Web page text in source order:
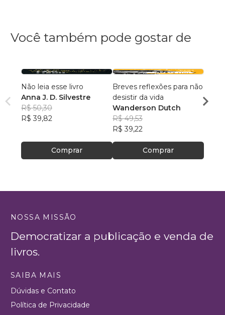
Você também pode gostar de
Não leia esse livro
Anna J. D. Silvestre
R$ 50,30
R$ 39,82
Comprar
Breves reflexões para não
desistir da vida
Wanderson Dutch
R$ 49,53
R$ 39,22
Comprar
NOSSA MISSÃO
Democratizar a publicação e venda de
livros.
SAIBA MAIS
Dúvidas e Contato
Política de Privacidade